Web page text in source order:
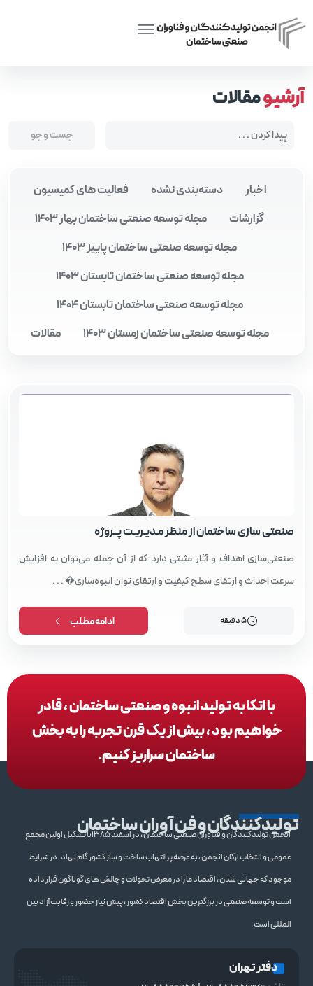
آرشیومقالات
اخبار دسته‌بندی نشده
فعالیت های کمیسیون
گزارشات
مجله توسعه صنعتی ساختمان بهار 1403
مجله توسعه صنعتی ساختمان پاییز 1403
مجله توسعه صنعتی ساختمان تابستان 1403
مجله توسعه صنعتی ساختمان تابستان 1404
مجله توسعه صنعتی ساختمان زمستان 1403
مقالات
صنعتی‌ سازی ساختمان از منظر مـدیـریـت پــروژه
صنعتی‌سازی اهداف و آثار مثبتی دارد که از آن جمله می‌توان به افزایش
سرعت احداث و ارتقای سطح کیفیت و ارتقای توان انبوه‌سازی� . . .
5 دقیقه ادامه مطلب
با اتکا به تولید انبوه و صنعتی ساختمان ، قادر
خواهیم بود ، بیش از یک قرن تجربه را به بخش
ساختمان سراریز کنیم.
تولیدکنندگان و فن آوران ساختمانانجمن تولیدکنندگان و فنآوران صنعتی ساختمان ، در اسفند 1385با تشکیل اولین مجمع
عمومی و انتخاب ارکان انجمن ، به عرصه پرالتهاب ساخت و ساز کشور گام نهاد . در شرایط
موجود که جهانی شدن ، اقتصاد ما را در معرض تحولات و چالش های گوناگون قرار داده
است و توسعه صنعتی در برزگترین بخش اقتصاد کشور ، پیش نیاز حضور و رقابت آزاد بین
المللی است .
دفتر تهران